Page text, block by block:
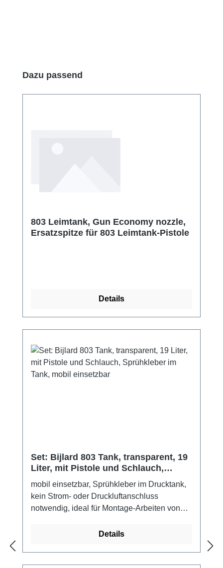
Produktgalerie überspringen
Dazu passend
803 Leimtank, Gun Economy nozzle,
Ersatzspitze für 803 Leimtank-Pistole
Details
Set: Bijlard 803 Tank, transparent, 19
Liter, mit Pistole und Schlauch,
Sprühkleber im Tank, mobil
einsetzbar
mobil einsetzbar, Sprühkleber im Drucktank,
kein Strom- oder Druckluftanschluss
notwendig, ideal für Montage-Arbeiten von
und Dachdeckern. Der Leimtank 803 ist ein
Details